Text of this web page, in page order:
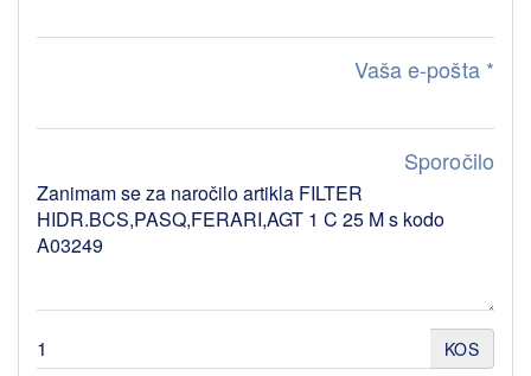
Vaša e-pošta *
Sporočilo
KOS